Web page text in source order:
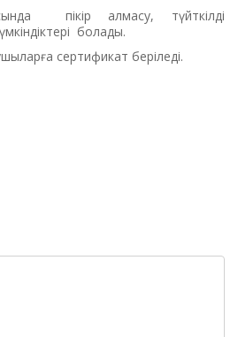
пікір алмасу, түйткілді
болады.
сертификат беріледі.